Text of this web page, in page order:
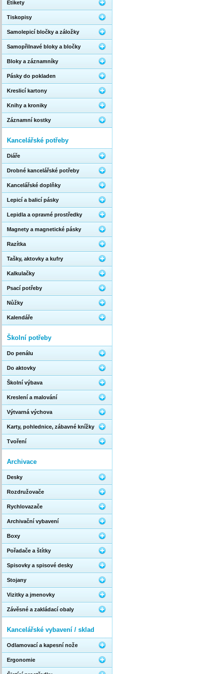
Etikety
Tiskopisy
Samolepicí bločky a záložky
Samopřilnavé bloky a bločky
Bloky a záznamníky
Pásky do pokladen
Kreslicí kartony
Knihy a kroniky
Záznamní kostky
Kancelářské potřeby
Diáře
Drobné kancelářské potřeby
Kancelářské doplňky
Lepicí a balicí pásky
Lepidla a opravné prostředky
Magnety a magnetické pásky
Razítka
Tašky, aktovky a kufry
Kalkulačky
Psací potřeby
Nůžky
Kalendáře
Školní potřeby
Do penálu
Do aktovky
Školní výbava
Kreslení a malování
Výtvarná výchova
Karty, pohlednice, zábavné knížky
Tvoření
Archivace
Desky
Rozdružovače
Rychlovazače
Archivační vybavení
Boxy
Pořadače a štítky
Spisovky a spisové desky
Stojany
Vizitky a jmenovky
Závěsné a zakládací obaly
Kancelářské vybavení / sklad
Odlamovací a kapesní nože
Ergonomie